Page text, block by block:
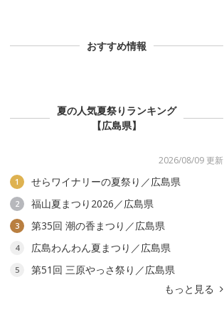
おすすめ情報
夏の人気夏祭りランキング
【広島県】
2026/08/09 更新
1 せらワイナリーの夏祭り／広島県
2 福山夏まつり2026／広島県
3 第35回 潮の香まつり／広島県
4 広島わんわん夏まつり／広島県
5
第51回 三原やっさ祭り／広島県
もっと見る